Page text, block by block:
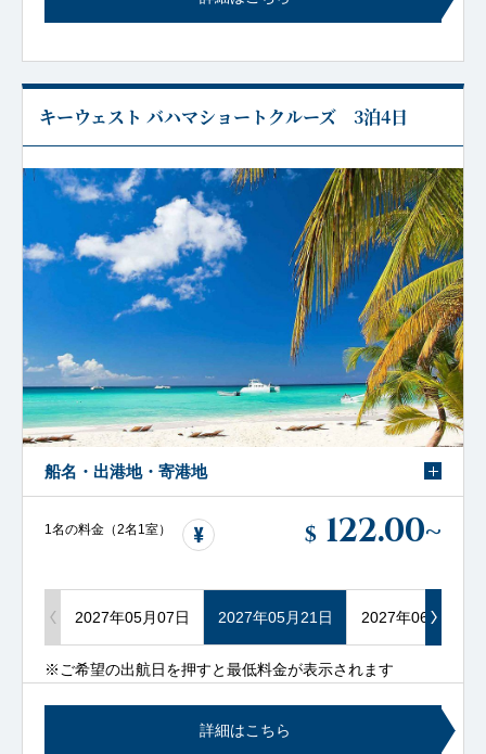
キーウェスト バハマショートクルーズ 3泊4日
船名・出港地・寄港地
1名の料金（2名1室） $ 122.00~
2027年05月07日 2027年05月21日 2027年06月04日
※ご希望の出航日を押すと最低料金が表示されます
詳細はこちら